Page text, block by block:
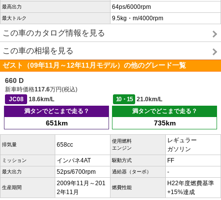
最高出力 64ps/6000rpm
最大トルク 9.5kg・m/4000rpm
この車のカタログ情報を見る
この車の相場を見る
ゼスト（09年11月～12年11月モデル）の他のグレード一覧
660 D
新車時価格117.6万円(税込)
JC08
18.6km/L 10・15
21.0km/L
満タンでどこまで走る？
651km
満タンでどこまで走る？
735km
排気量 658cc
使用燃料
エンジン
レギュラー
ガソリン
ミッション インパネ4AT 駆動方式 FF
最大出力 52ps/6700rpm 過給器（ターボ） -
生産期間
2009年11月～201
2年11月
燃費性能
H22年度燃費基準
+15%達成